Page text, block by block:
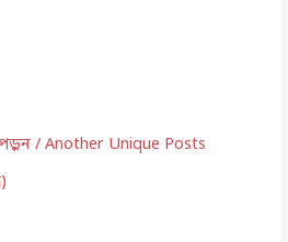
/ Another Unique Posts